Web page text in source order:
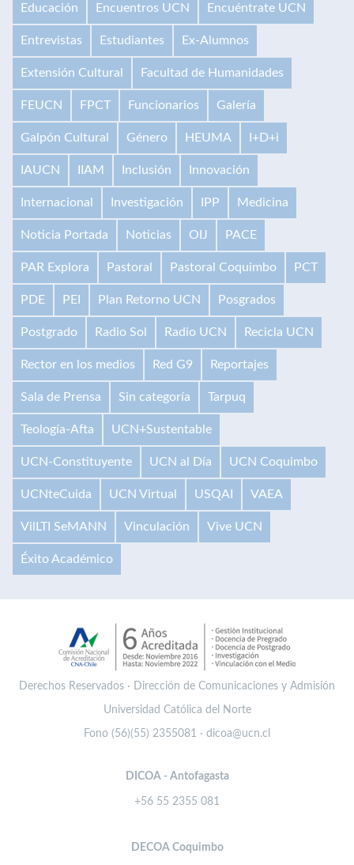
Educación Encuentros UCN Encuéntrate UCN
Entrevistas Estudiantes Ex-Alumnos
Extensión Cultural Facultad de Humanidades
FEUCN FPCT Funcionarios Galería
Galpón Cultural Género HEUMA I+D+i
IAUCN IIAM Inclusión Innovación
Internacional Investigación IPP Medicina
Noticia Portada Noticias OIJ PACE
PAR Explora Pastoral Pastoral Coquimbo PCT
PDE PEI Plan Retorno UCN Posgrados
Postgrado Radio Sol Radio UCN Recicla UCN
Rector en los medios Red G9 Reportajes
Sala de Prensa Sin categoría Tarpuq
Teología-Afta UCN+Sustentable
UCN-Constituyente UCN al Día UCN Coquimbo
UCNteCuida UCN Virtual USQAI VAEA
VilLTI SeMANN Vinculación Vive UCN
Éxito Académico
Derechos Reservados · Dirección de Comunicaciones y Admisión
Universidad Católica del Norte
Fono (56)(55) 2355081 · dicoa@ucn.cl
DICOA - Antofagasta
+56 55 2355 081
DECOA Coquimbo